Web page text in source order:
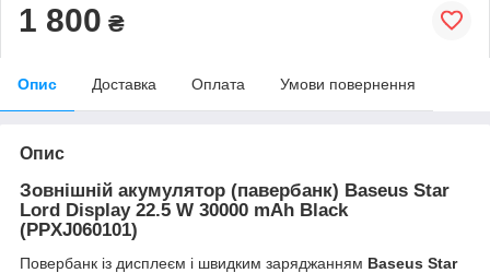
1 800 ₴
Опис Доставка Оплата Умови повернення
Опис
Зовнішній акумулятор (павербанк) Baseus Star
Lord Display 22.5 W 30000 mAh Black
(PPXJ060101)
Повербанк із дисплеєм і швидким заряджанням Baseus Star